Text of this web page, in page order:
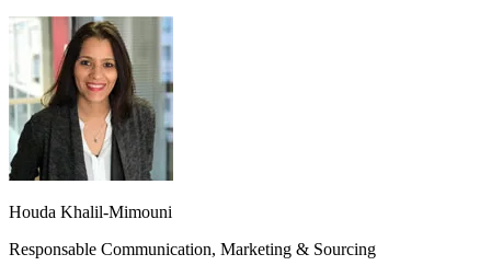
Houda Khalil-Mimouni
Responsable Communication, Marketing & Sourcing